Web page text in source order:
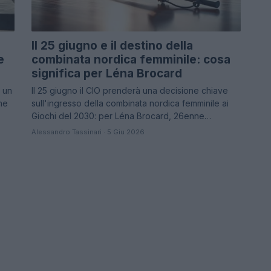
Il 25 giugno e il destino della
combinata nordica femminile: cosa
significa per Léna Brocard
Il 25 giugno il CIO prenderà una decisione chiave
sull'ingresso della combinata nordica femminile ai
Giochi del 2030: per Léna Brocard, 26enne…
Alessandro Tassinari · 5 Giu 2026